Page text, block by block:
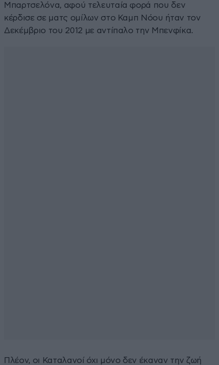
Μπαρτσελόνα, αφού τελευταία φορά που δεν
κέρδισε σε ματς ομίλων στο Καμπ Νόου ήταν τον
Δεκέμβριο του 2012 με αντίπαλο την Μπενφίκα.
Πλέον, οι Καταλανοί όχι μόνο δεν έκαναν την ζωή